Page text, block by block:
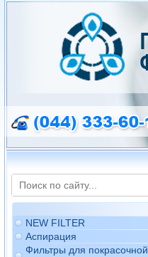
NEW FILTER
Аспирация
Фильтры для покрасочной